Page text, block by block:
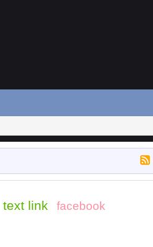
text link facebook